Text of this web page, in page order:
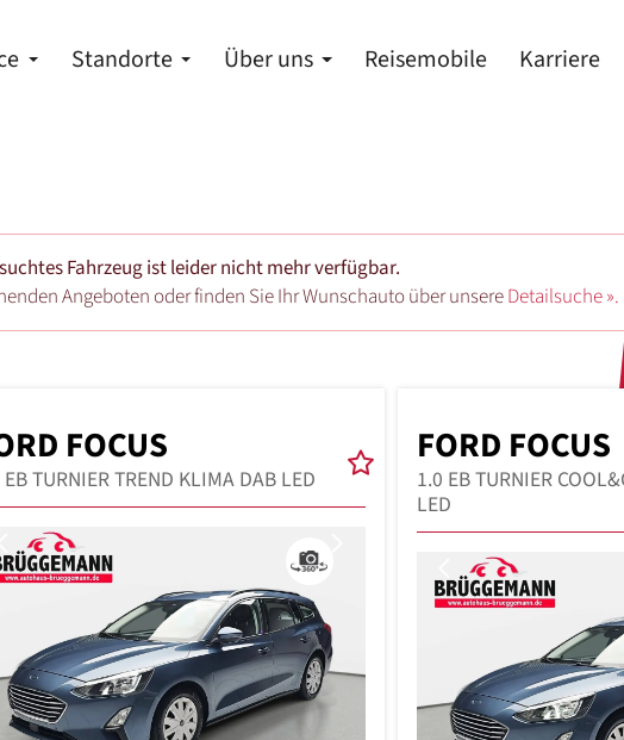
Standorte Über uns Reisemobile Karriere
Fahrzeug ist leider nicht mehr verfügbar.
Angeboten oder finden Sie Ihr Wunschauto über unsereDetailsuche ».
FOCUS
TURNIER TREND KLIMA DAB LED
Previous
FORD FOCUS
1.0 EB TURNIER
LED
Previous